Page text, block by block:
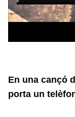
En una cançó
porta un